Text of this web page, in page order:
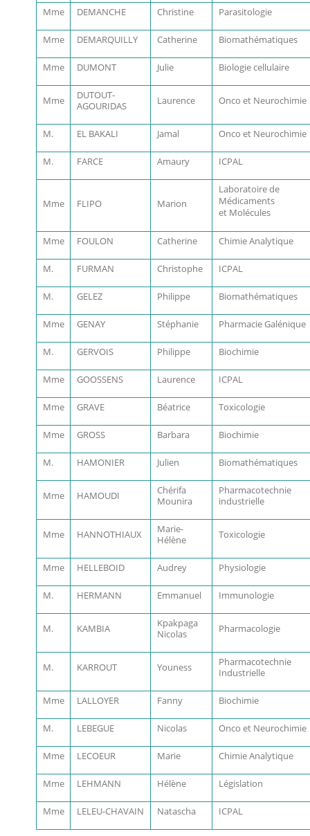
Mme DEMANCHE Christine Parasitologie
Mme DEMARQUILLY Catherine Biomathématiques
Mme DUMONT Julie Biologie cellulaire
Mme
DUTOUT-
AGOURIDAS
Laurence Onco et Neurochimie
M. EL BAKALI Jamal Onco et Neurochimie
M. FARCE Amaury ICPAL
Mme FLIPO Marion
Laboratoire de
Médicaments
et Molécules
Mme FOULON Catherine Chimie Analytique
M. FURMAN Christophe ICPAL
M. GELEZ Philippe Biomathématiques
Mme GENAY Stéphanie Pharmacie Galénique
M. GERVOIS Philippe Biochimie
Mme GOOSSENS Laurence ICPAL
Mme GRAVE Béatrice Toxicologie
Mme GROSS Barbara Biochimie
M. HAMONIER Julien Biomathématiques
Mme HAMOUDI
Chérifa
Mounira
Pharmacotechnie
industrielle
Mme HANNOTHIAUX
Marie-
Hélène
Toxicologie
Mme HELLEBOID Audrey Physiologie
M. HERMANN Emmanuel Immunologie
M. KAMBIA
Kpakpaga
Nicolas
Pharmacologie
M. KARROUT Youness
Pharmacotechnie
Industrielle
Mme LALLOYER Fanny Biochimie
M. LEBEGUE Nicolas Onco et Neurochimie
Mme LECOEUR Marie Chimie Analytique
Mme LEHMANN Hélène Législation
Mme LELEU-CHAVAIN Natascha ICPAL